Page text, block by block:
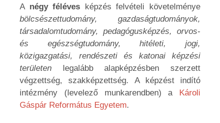
A négy féléves képzés felvételi követelménye
bölcsészettudomány, gazdaságtudományok,
társadalomtudomány, pedagógusképzés, orvos-
és egészségtudomány, hitéleti, jogi,
közigazgatási, rendészeti és katonai képzési
területen legalább alapképzésben szerzett
végzettség, szakképzettség. A képzést indító
intézmény (levelező munkarendben) a
Károli
Gáspár Református Egyetem.